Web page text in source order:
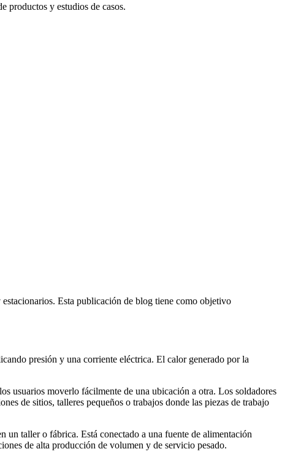
productos y estudios de casos.
Esta publicación de blog tiene como objetivo
presión y una corriente eléctrica. El calor generado por la
usuarios moverlo fácilmente de una ubicación a otra. Los soldadores
de sitios, talleres pequeños o trabajos donde las piezas de trabajo
un taller o fábrica. Está conectado a una fuente de alimentación
de alta producción de volumen y de servicio pesado.